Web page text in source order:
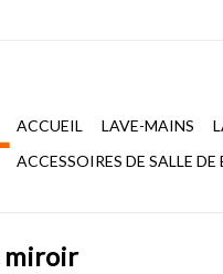
ACCUEIL LAVE-MAINS
ACCESSOIRES DE SALLE DE
miroir